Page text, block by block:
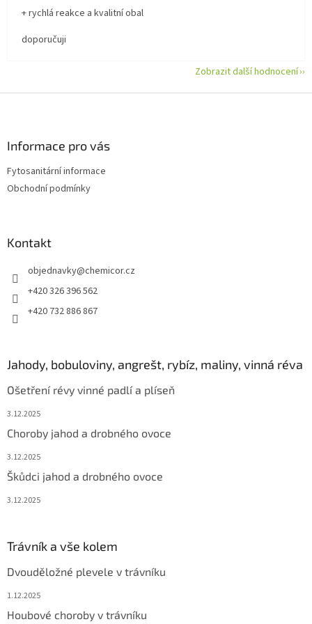
+ rychlá reakce a kvalitní obal
doporučuji
Zobrazit další hodnocení
Informace pro vás
Fytosanitární informace
Obchodní podmínky
Kontakt
objednavky@chemicor.cz
+420 326 396 562
+420 732 886 867
Jahody, bobuloviny, angrešt, rybíz, maliny, vinná réva
Ošetření révy vinné padlí a plíseň
3.12.2025
Choroby jahod a drobného ovoce
3.12.2025
Škůdci jahod a drobného ovoce
3.12.2025
Trávník a vše kolem
Dvouděložné plevele v trávníku
1.12.2025
Houbové choroby v trávníku